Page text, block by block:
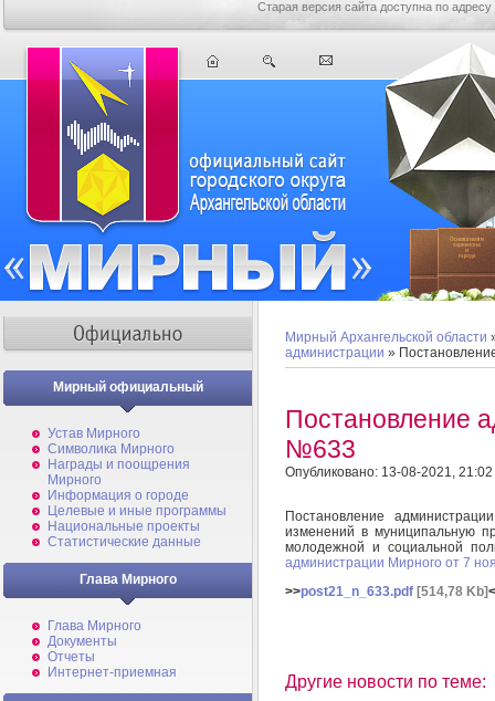
Старая версия сайта доступна по адресу
Мирный официальный
Устав Мирного
Символика Мирного
Награды и поощрения
Мирного
Информация о городе
Целевые и иные программы
Национальные проекты
Статистические данные
Глава Мирного
Глава Мирного
Документы
Отчеты
Интернет-приемная
Мирный Архангельской области
администрации »
Постановление
№633
Опубликовано: 13-08-2021, 21:02
Постановление
изменений в муниципальную
молодежной и социальной
администрации Мирного от 7
>>post21_n_633.pdf [514,78 Kb]
Другие новости по теме: